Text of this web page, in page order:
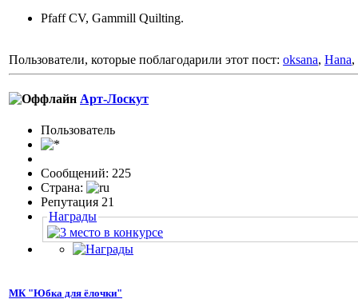
Pfaff CV, Gammill Quilting.
Пользователи, которые поблагодарили этот пост: oksana, Hana,
Арт-Лоскут
Пользовaтeль
Сообщений: 225
Страна:
Репутация 21
Награды
МК "Юбка для ёлочки"